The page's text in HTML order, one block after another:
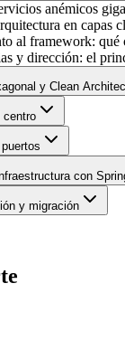
anémicos
en capas
al framework: qué
y dirección: el
y Clean
centro
con
y migración